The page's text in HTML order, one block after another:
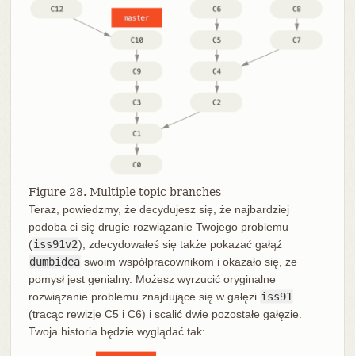
Figure 28. Multiple topic branches
Teraz, powiedzmy, że decydujesz się, że najbardziej
podoba ci się drugie rozwiązanie Twojego problemu
(iss91v2); zdecydowałeś się także pokazać gałąź
dumbidea swoim współpracownikom i okazało się, że
pomysł jest genialny. Możesz wyrzucić oryginalne
rozwiązanie problemu znajdujące się w gałęzi iss91
(tracąc rewizje C5 i C6) i scalić dwie pozostałe gałęzie.
Twoja historia będzie wyglądać tak: